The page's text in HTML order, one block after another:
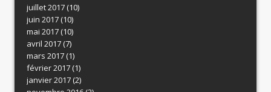
juillet 2017(10)
juin 2017(10)
mai 2017(10)
avril 2017(7)
mars 2017(1)
février 2017(1)
janvier 2017(2)